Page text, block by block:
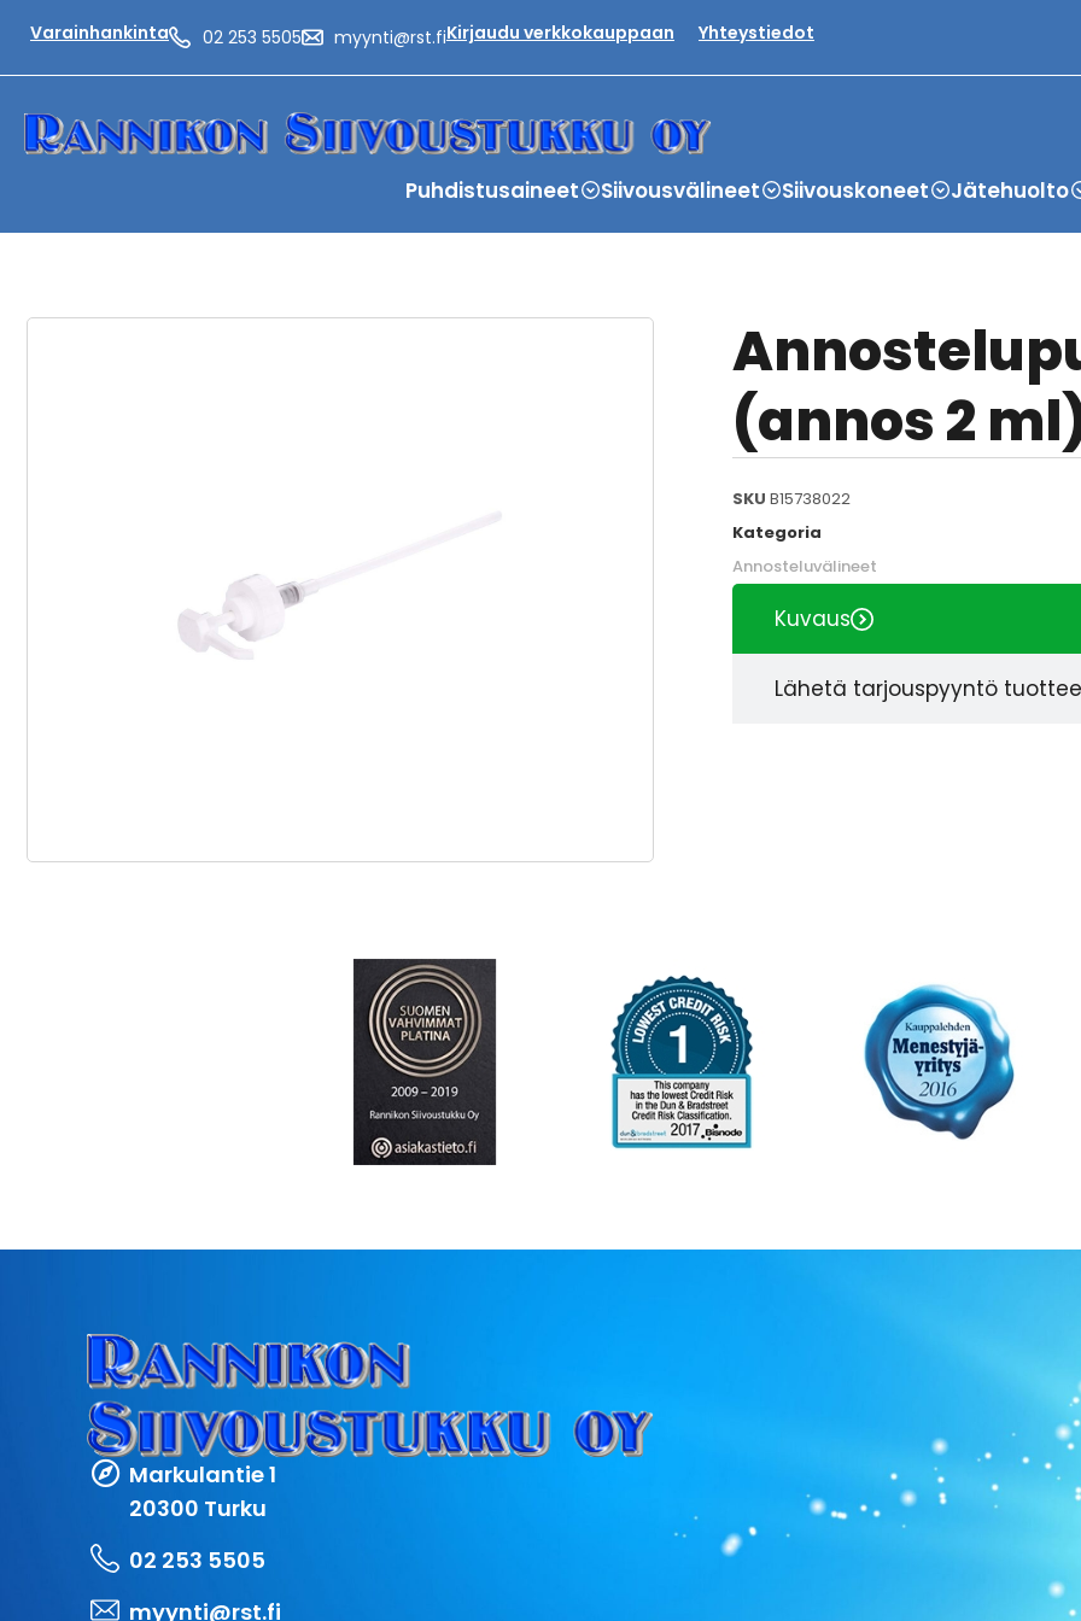
Varainhankinta 02 253 5505 myynti@rst.fiKirjaudu verkkokauppaan Yhteystiedot
Puhdistusaineet Siivousvälineet Siivouskoneet Jätehuolto
(annos 2
SKU B15738022
Kategoria
Annosteluvälineet
Kuvaus
Lähetä tarjouspyyntö
Markulantie 1
20300 Turku
02 253 5505
myynti@rst.fi